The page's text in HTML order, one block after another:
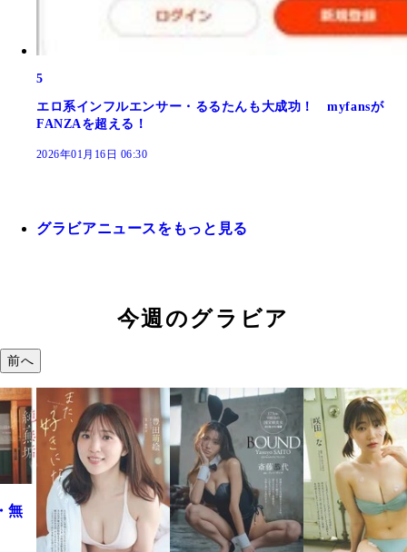
5
エロ系インフルエンサー・るるたんも大成功！ myfansが
FANZAを超える！
2026年01月16日 06:30
グラビアニュースをもっと見る
今週のグラビア
前へ